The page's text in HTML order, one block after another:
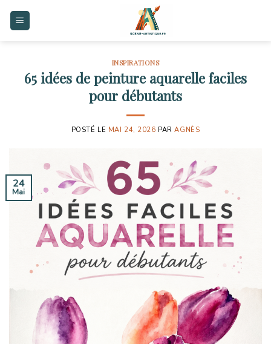
INSPIRATIONS
65 idées de peinture aquarelle faciles
pour débutants
POSTÉ LE MAI 24, 2026 PARAGNÈS
24
Mai